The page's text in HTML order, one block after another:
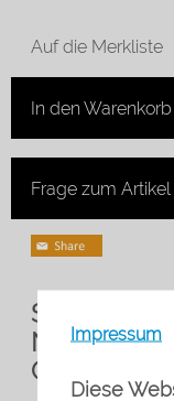
Impressum
Diese
Auf die Merkliste
In den Warenkorb
Frage zum Artikel
SolidSafety
Nitril-